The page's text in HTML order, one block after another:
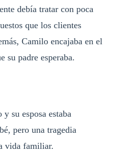
debía tratar con poca
que los clientes
Camilo encajaba en el
su padre esperaba.
su esposa estaba
pero una tragedia
vida familiar.